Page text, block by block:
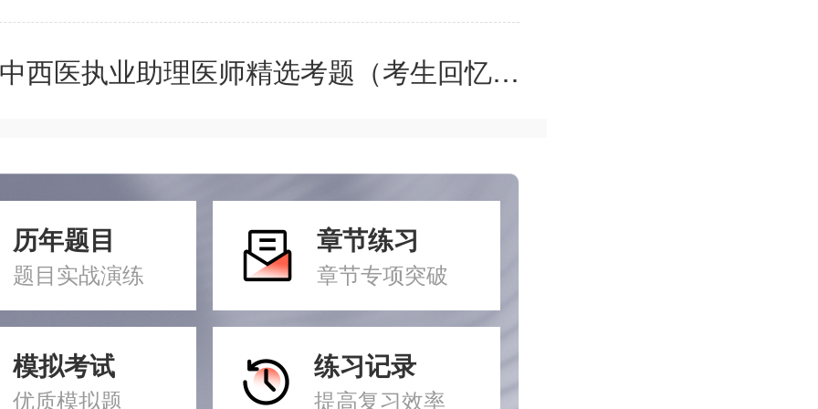
中西医执业助理医师精选考题（考生回忆版）考点精析
历年题目
题目实战演练
章节练习
章节专项突破
模拟考试
优质模拟题
练习记录
提高复习效率